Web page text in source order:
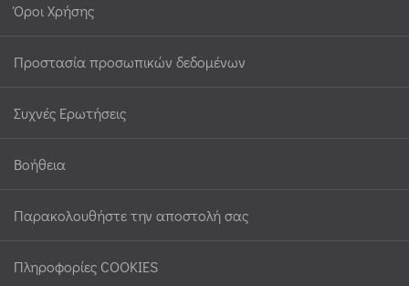
Όροι Χρήσης
Προστασία προσωπικών δεδομένων
Συχνές Ερωτήσεις
Βοήθεια
Παρακολουθήστε την αποστολή σας
Πληροφορίες COOKIES